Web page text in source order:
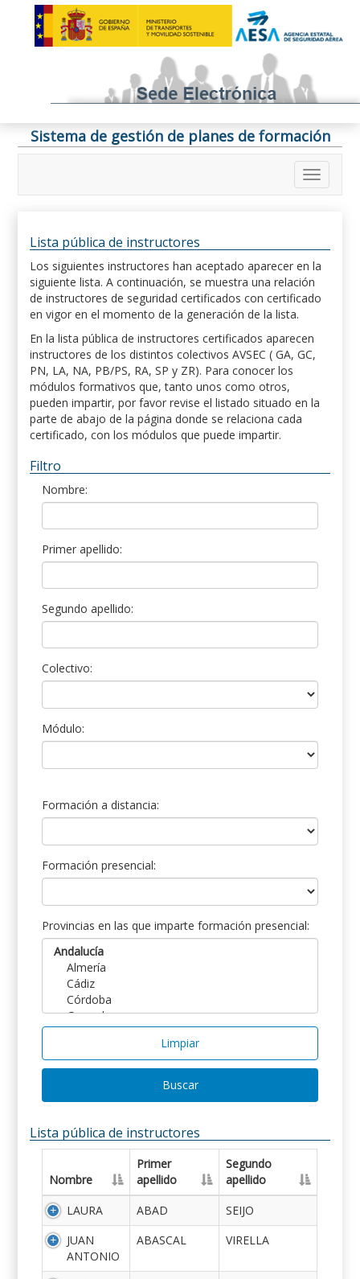
Sistema de gestión de planes de formación
Lista pública de instructores
Los siguientes instructores han aceptado aparecer en la
siguiente lista. A continuación, se muestra una relación
de instructores de seguridad certificados con certificado
en vigor en el momento de la generación de la lista.
En la lista pública de instructores certificados aparecen
instructores de los distintos colectivos AVSEC ( GA, GC,
PN, LA, NA, PB/PS, RA, SP y ZR). Para conocer los
módulos formativos que, tanto unos como otros,
pueden impartir, por favor revise el listado situado en la
parte de abajo de la página donde se relaciona cada
certificado, con los módulos que puede impartir.
Filtro
Nombre:
Primer apellido:
Segundo apellido:
Colectivo:
Módulo:
Formación a distancia:
Formación presencial:
Provincias en las que imparte formación presencial:
Limpiar
Buscar
Lista pública de instructores
Nombre
Primer
apellido
Segundo
apellido
LAURA
ABAD
SEIJO
JUAN
ANTONIO
ABASCAL VIRELLA